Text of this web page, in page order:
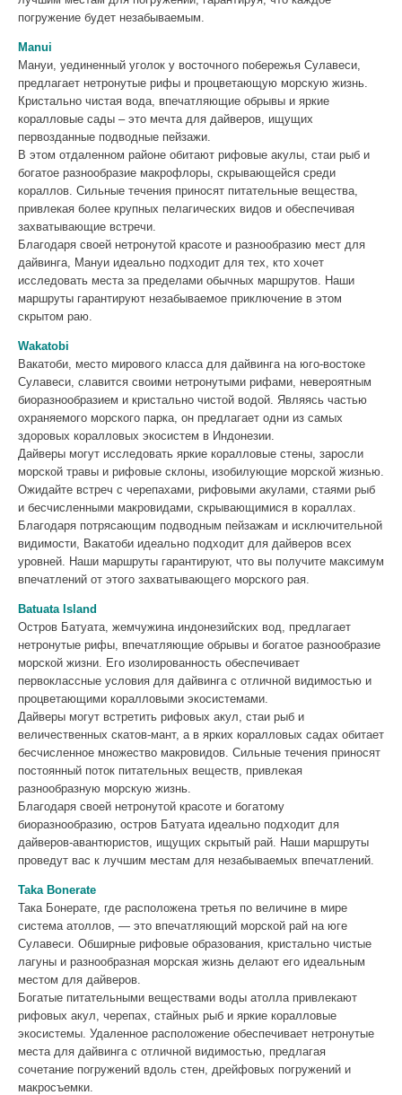
погружение будет незабываемым.
Manui
Мануи, уединенный уголок у восточного побережья Сулавеси,
предлагает нетронутые рифы и процветающую морскую жизнь.
Кристально чистая вода, впечатляющие обрывы и яркие
коралловые сады – это мечта для дайверов, ищущих
первозданные подводные пейзажи.
В этом отдаленном районе обитают рифовые акулы, стаи рыб и
богатое разнообразие макрофлоры, скрывающейся среди
кораллов. Сильные течения приносят питательные вещества,
привлекая более крупных пелагических видов и обеспечивая
захватывающие встречи.
Благодаря своей нетронутой красоте и разнообразию мест для
дайвинга, Мануи идеально подходит для тех, кто хочет
исследовать места за пределами обычных маршрутов. Наши
маршруты гарантируют незабываемое приключение в этом
скрытом раю.
Wakatobi
Вакатоби, место мирового класса для дайвинга на юго-востоке
Сулавеси, славится своими нетронутыми рифами, невероятным
биоразнообразием и кристально чистой водой. Являясь частью
охраняемого морского парка, он предлагает одни из самых
здоровых коралловых экосистем в Индонезии.
Дайверы могут исследовать яркие коралловые стены, заросли
морской травы и рифовые склоны, изобилующие морской жизнью.
Ожидайте встреч с черепахами, рифовыми акулами, стаями рыб
и бесчисленными макровидами, скрывающимися в кораллах.
Благодаря потрясающим подводным пейзажам и исключительной
видимости, Вакатоби идеально подходит для дайверов всех
уровней. Наши маршруты гарантируют, что вы получите максимум
впечатлений от этого захватывающего морского рая.
Batuata Island
Остров Батуата, жемчужина индонезийских вод, предлагает
нетронутые рифы, впечатляющие обрывы и богатое разнообразие
морской жизни. Его изолированность обеспечивает
первоклассные условия для дайвинга с отличной видимостью и
процветающими коралловыми экосистемами.
Дайверы могут встретить рифовых акул, стаи рыб и
величественных скатов-мант, а в ярких коралловых садах обитает
бесчисленное множество макровидов. Сильные течения приносят
постоянный поток питательных веществ, привлекая
разнообразную морскую жизнь.
Благодаря своей нетронутой красоте и богатому
биоразнообразию, остров Батуата идеально подходит для
дайверов-авантюристов, ищущих скрытый рай. Наши маршруты
проведут вас к лучшим местам для незабываемых впечатлений.
Taka Bonerate
Така Бонерате, где расположена третья по величине в мире
система атоллов, — это впечатляющий морской рай на юге
Сулавеси. Обширные рифовые образования, кристально чистые
лагуны и разнообразная морская жизнь делают его идеальным
местом для дайверов.
Богатые питательными веществами воды атолла привлекают
рифовых акул, черепах, стайных рыб и яркие коралловые
экосистемы. Удаленное расположение обеспечивает нетронутые
места для дайвинга с отличной видимостью, предлагая
сочетание погружений вдоль стен, дрейфовых погружений и
макросъемки.